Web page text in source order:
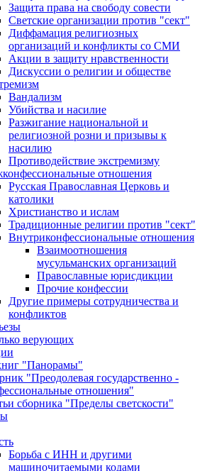
Защита права на свободу совести
Светские организации против "сект"
Диффамация религиозных
организаций и конфликты со СМИ
Акции в защиту нравственности
Дискуссии о религии и обществе
Вандализм
Убийства и насилие
Разжигание национальной и
религиозной розни и призывы к
насилию
Противодействие экстремизму
отношения
Русская Православная Церковь и
католики
Христианство и ислам
Традиционные религии против "сект"
Внутриконфессиональные отношения
Взаимоотношения
мусульманских организаций
Православные юрисдикции
Прочие конфессии
Другие примеры сотрудничества и
конфликтов
верующих
"Панорамы"
"Преодолевая государственно -
отношения"
сборника "Пределы светскости"
Борьба с ИНН и другими
машиночитаемыми кодами